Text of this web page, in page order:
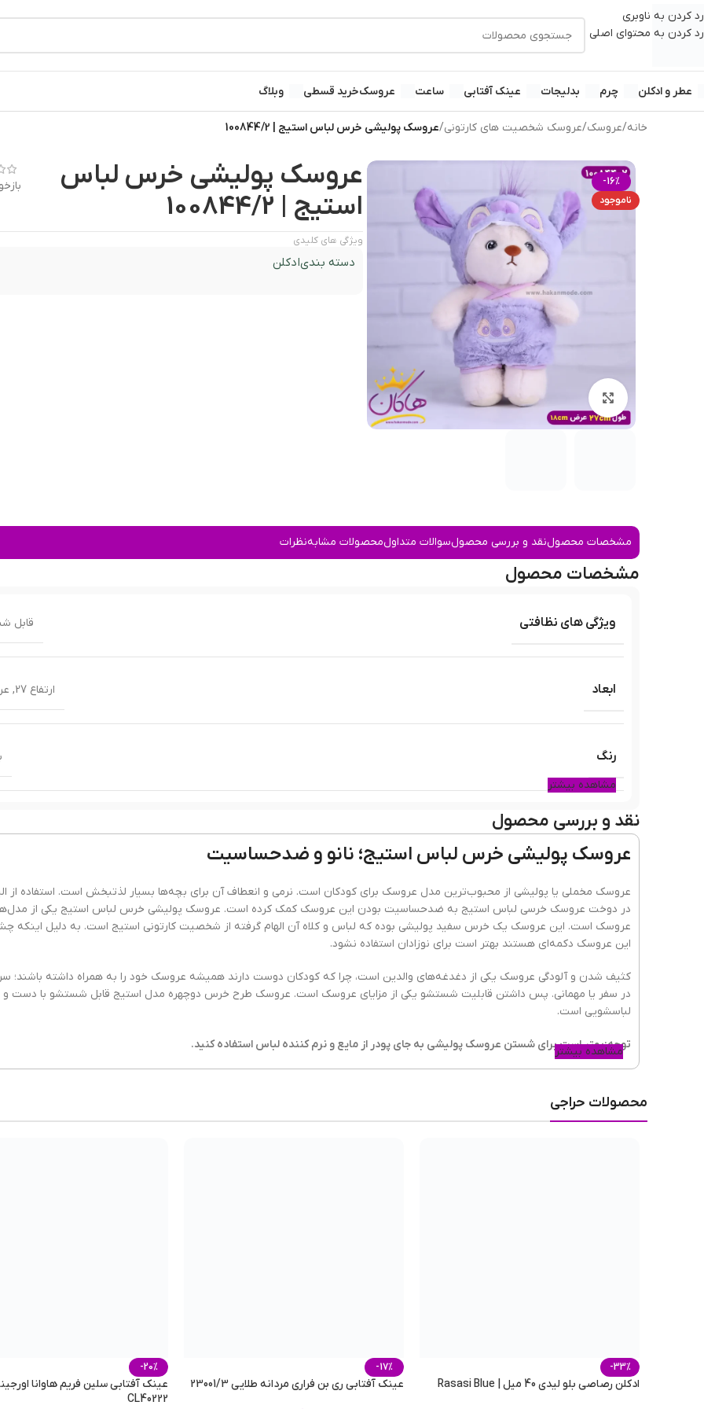
رد کردن به ناوبری
رد کردن به محتوای اصلی
عطر و ادکلن چرم بدلیجات عینک آفتابی ساعت عروسکخرید قسطی وبلاگ
خانه/عروسک/عروسک شخصیت های کارتونی/عروسک پولیشی خرس لباس استیج | 100844/2
-16%
ناموجود
بزرگنمایی تصویر
عروسک پولیشی خرس لباس
استیج | 100844/2
ویژگی های کلیدی
دسته بندیادکلن
مشخصات محصولنقد و بررسی محصولسوالات متداولمحصولات مشابهنظرات
مشخصات محصول
ویژگی های نظافتی قابل
ابعاد ارتفاع 27 ,
رنگ
جنس
نوع سختی جنس لطیف,
مشاهده بیشتر
نقد و بررسی محصول
عروسک پولیشی خرس لباس استیج؛ نانو و ضدحساسیت
عروسک مخملی یا پولیشی از محبوب‌ترین مدل عروسک برای کودکان است. نرمی و انعطاف آن برای بچه‌ها بسیار لذتبخش است. استفاده از
در دوخت عروسک خرسی لباس استیج به ضدحساسیت بودن این عروسک کمک کرده است. عروسک پولیشی خرس لباس استیج یکی از
عروسک است. این عروسک یک خرس سفید پولیشی بوده که لباس و کلاه آن الهام گرفته از شخصیت کارتونی استیج است. به دلیل اینکه
این عروسک دکمه‌ای هستند بهتر است برای نوزادان استفاده نشود.
کثیف شدن و آلودگی عروسک یکی از دغدغه‌های والدین است، چرا که کودکان دوست دارند همیشه عروسک خود را به همراه داشته باشند؛
در سفر یا مهمانی. پس داشتن قابلیت شستشو یکی از مزایای عروسک است. عروسک طرح خرس دوچهره مدل استیج قابل شستشو با دست و
لباسشویی است.
توجه:بهتر است برای شستن عروسک پولیشی به جای پودر از مایع و نرم کننده لباس استفاده کنید.
مناسب برای کودکان بالای ۳ سال
مشاهده بیشتر
محصولات حراجی
-33%
ادکلن رصاصی بلو لیدی 40 میل | Rasasi Blue
-17%
عینک آفتابی ری بن فراری مردانه طلایی 23001/3
-20%
عینک آفتابی سلین فریم هاوانا
CL40222